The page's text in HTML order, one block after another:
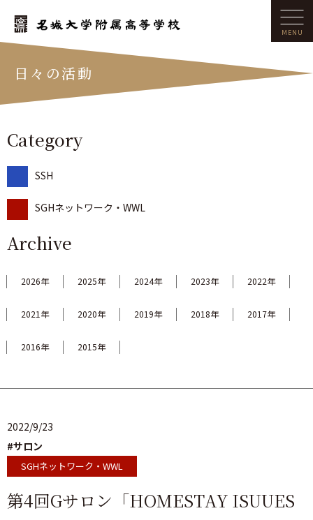
日々の活動
Category
SSH
SGHネットワーク・WWL
Archive
2026年 2025年 2024年 2023年 2022年
2021年 2020年 2019年 2018年 2017年
2016年 2015年
第4回Gサロン「HOMESTAY ISUUES
SGHネットワーク・WWL
2022/9/23
#サロン